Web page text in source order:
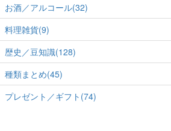
お酒／アルコール(32)
料理雑貨(9)
歴史／豆知識(128)
種類まとめ(45)
プレゼント／ギフト(74)